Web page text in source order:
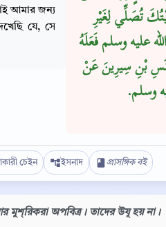
تُصَلِّي لِغَيْرِ
عليه وسلم فَعَلَهُ
بْنِ سِيرِينَ عَنْ
وسلم‏.‏
আমার জন্য
যে, সে
চেইন ইসনাদ প্রাসঙ্গিক বই
মুশ্‌রিকরা অপবিত্র। তাদের উযূ হয় না।